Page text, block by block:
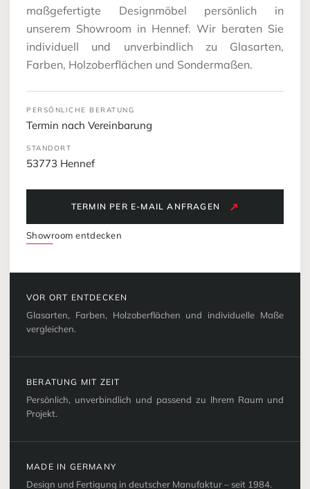
maßgefertigte Designmöbel persönlich in
unserem Showroom in Hennef. Wir beraten Sie
individuell und unverbindlich zu Glasarten,
Farben, Holzoberflächen und Sondermaßen.
PERSÖNLICHE BERATUNG
Termin nach Vereinbarung
STANDORT
53773 Hennef
TERMIN PER E-MAIL ANFRAGEN
Showroom entdecken
VOR ORT ENTDECKEN
Glasarten, Farben, Holzoberflächen und individuelle Maße
vergleichen.
BERATUNG MIT ZEIT
Persönlich, unverbindlich und passend zu Ihrem Raum und
Projekt.
MADE IN GERMANY
Design und Fertigung in deutscher Manufaktur – seit 1984.